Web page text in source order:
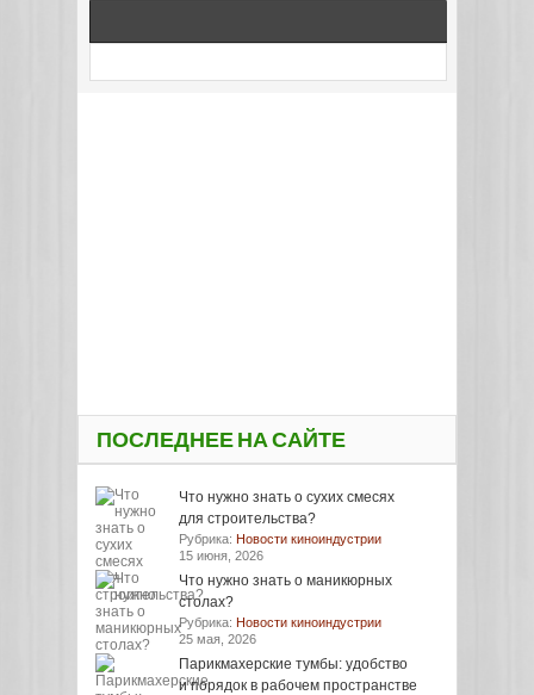
ПОСЛЕДНЕЕ НА САЙТЕ
Что нужно знать о сухих смесях
для строительства?
Рубрика: Новости киноиндустрии
15 июня, 2026
Что нужно знать о маникюрных
столах?
Рубрика: Новости киноиндустрии
25 мая, 2026
Парикмахерские тумбы: удобство
и порядок в рабочем пространстве